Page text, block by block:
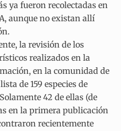
ya fueron recolectadas en
aunque no existan allí
la revisión de los
realizados en la
en la comunidad de
de 159 especies de
42 de ellas (de
en la primera publicación
recientemente